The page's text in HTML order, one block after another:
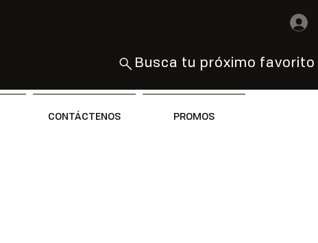
Busca tu próximo favorito
CONTÁCTENOS PROMOS